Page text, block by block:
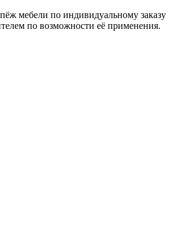
мебели по индивидуальному заказу
по возможности её применения.